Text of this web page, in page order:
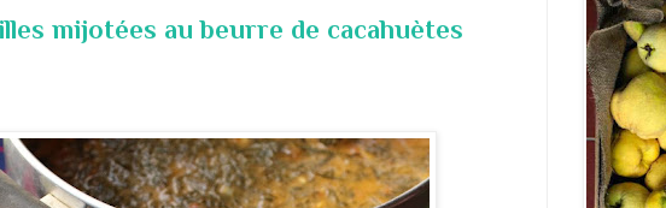
mijotées au beurre de cacahuètes